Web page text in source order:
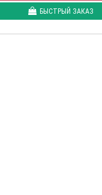
БЫСТРЫЙ ЗАКАЗ